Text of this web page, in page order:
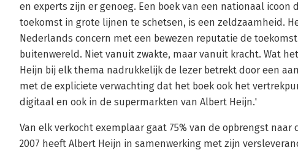
en experts zijn er genoeg. Een boek van een nationaal icoon
toekomst in grote lijnen te schetsen, is een zeldzaamheid.
Nederlands concern met een bewezen reputatie de
buitenwereld. Niet vanuit zwakte, maar vanuit kracht. Wat
Heijn bij elk thema nadrukkelijk de lezer betrekt door een
met de expliciete verwachting dat het boek ook het
digitaal en ook in de supermarkten van Albert Heijn.'
Van elk verkocht exemplaar gaat 75% van de opbrengst
2007 heeft Albert Heijn in samenwerking met zijn